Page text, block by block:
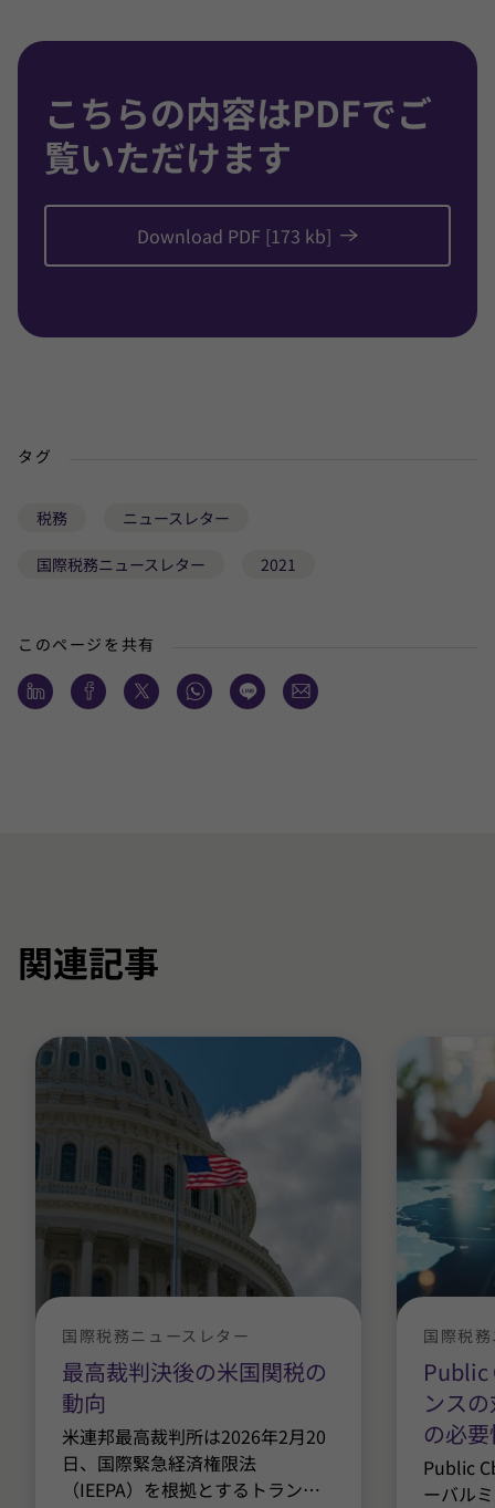
こちらの内容はPDFでご
覧いただけます
Download PDF [173 kb]
タグ
税務 ニュースレター
国際税務ニュースレター 2021
このページを共有
関連記事
最高裁判決後の米国関税の
動向
国際税務ニュースレター
米連邦最高裁判所は2026年2月20
日、国際緊急経済権限法
（IEEPA）を根拠とするトラン…
Public
ンス
の必
国際税
Public
ーバル